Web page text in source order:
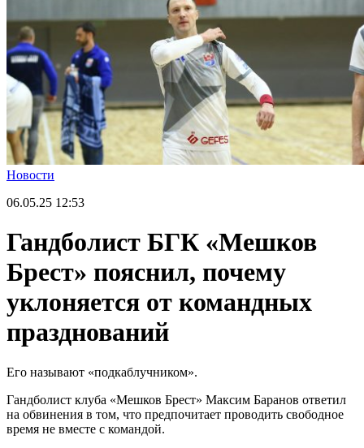
Новости
06.05.25 12:53
Гандболист БГК «Мешков
Брест» пояснил, почему
уклоняется от командных
празднований
Его называют «подкаблучником».
Гандболист клуба «Мешков Брест» Максим Баранов ответил
на обвинения в том, что предпочитает проводить свободное
время не вместе с командой.